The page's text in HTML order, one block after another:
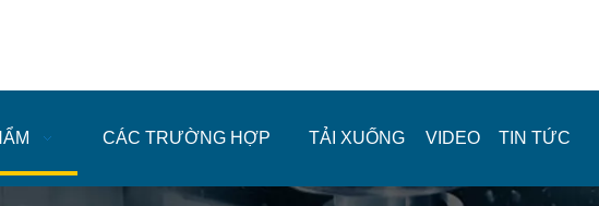
CÁC TRƯỜNG HỢP TẢI XUỐNG VIDEO TIN TỨC